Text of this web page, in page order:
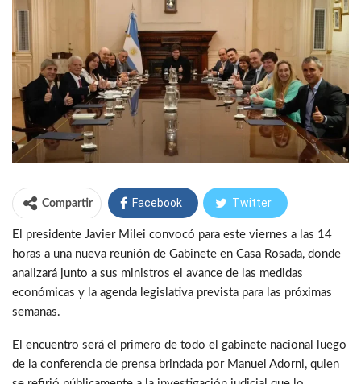
Compartir Facebook Twitter
WhatsApp Telegram
El presidente Javier Milei convocó para este viernes a las 14
horas a una nueva reunión de Gabinete en Casa Rosada, donde
analizará junto a sus ministros el avance de las medidas
económicas y la agenda legislativa prevista para las próximas
semanas.
El encuentro será el primero de todo el gabinete nacional luego
de la conferencia de prensa brindada por Manuel Adorni, quien